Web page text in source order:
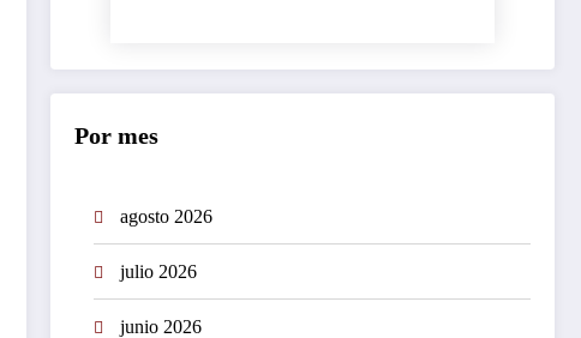
Por mes
agosto 2026
julio 2026
junio 2026